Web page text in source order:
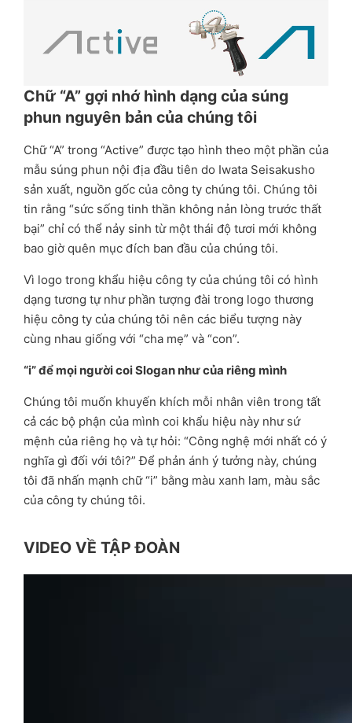
Chữ “A” gợi nhớ hình dạng của súng
phun nguyên bản của chúng tôi
Chữ “A” trong “Active” được tạo hình theo một phần của
mẫu súng phun nội địa đầu tiên do Iwata Seisakusho
sản xuất, nguồn gốc của công ty chúng tôi. Chúng tôi
tin rằng “sức sống tinh thần không nản lòng trước thất
bại” chỉ có thể nảy sinh từ một thái độ tươi mới không
bao giờ quên mục đích ban đầu của chúng tôi.
Vì logo trong khẩu hiệu công ty của chúng tôi có hình
dạng tương tự như phần tượng đài trong logo thương
hiệu công ty của chúng tôi nên các biểu tượng này
cùng nhau giống với “cha mẹ” và “con”.
“i” để mọi người coi Slogan như của riêng mình
Chúng tôi muốn khuyến khích mỗi nhân viên trong tất
cả các bộ phận của mình coi khẩu hiệu này như sứ
mệnh của riêng họ và tự hỏi: “Công nghệ mới nhất có ý
nghĩa gì đối với tôi?” Để phản ánh ý tưởng này, chúng
tôi đã nhấn mạnh chữ “i” bằng màu xanh lam, màu sắc
của công ty chúng tôi.
VIDEO VỀ TẬP ĐOÀN